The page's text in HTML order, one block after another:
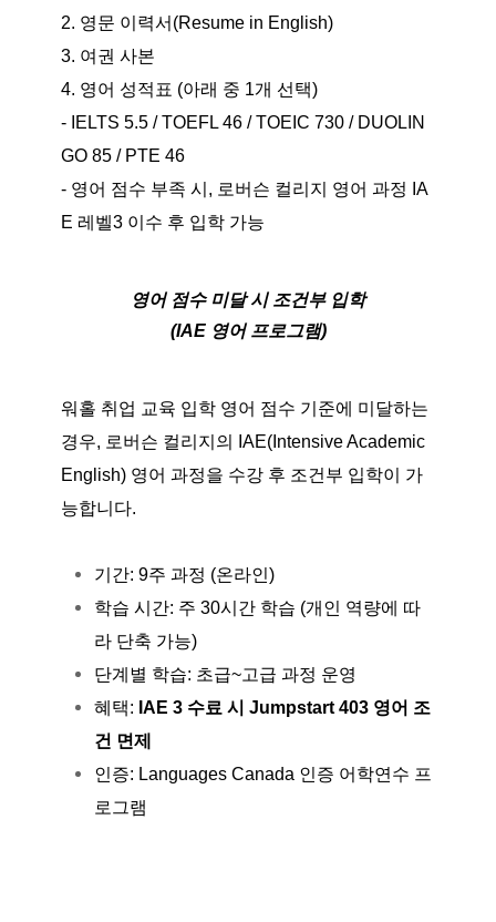
2. 영문 이력서(Resume in English)
3. 여권 사본
4. 영어 성적표 (아래 중 1개 선택)
- IELTS 5.5 / TOEFL 46 / TOEIC 730 / DUOLIN
GO 85 / PTE 46
- 영어 점수 부족 시, 로버슨 컬리지 영어 과정 IA
E 레벨3 이수 후 입학 가능
영어 점수 미달 시 조건부 입학
(IAE 영어 프로그램)
워홀 취업 교육 입학 영어 점수 기준에 미달하는
경우, 로버슨 컬리지의 IAE(Intensive Academic
English) 영어 과정을 수강 후 조건부 입학이 가
능합니다.
기간: 9주 과정 (온라인)
학습 시간: 주 30시간 학습 (개인 역량에 따
라 단축 가능)
단계별 학습: 초급~고급 과정 운영
혜택: IAE 3 수료 시 Jumpstart 403 영어 조
건 면제
인증: Languages Canada 인증 어학연수 프
로그램